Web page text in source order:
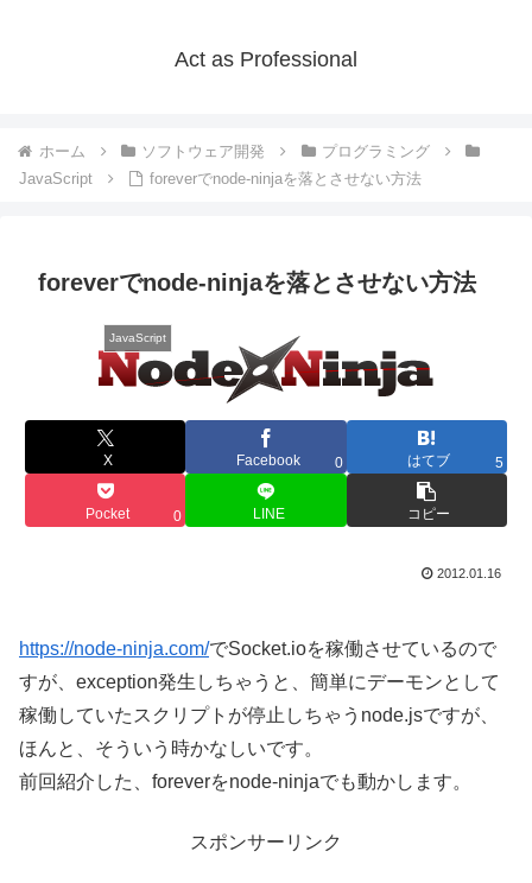
Act as Professional
ホーム ソフトウェア開発
プログラミング
JavaScript
foreverでnode-ninjaを落とさせない方法
foreverでnode-ninjaを落とさせない方法
JavaScript
X Facebook 0 はてブ 5
Pocket 0 LINE コピー
2012.01.16
https://node-ninja.com/でSocket.ioを稼働させているので
すが、exception発生しちゃうと、簡単にデーモンとして
稼働していたスクリプトが停止しちゃうnode.jsですが、
ほんと、そういう時かなしいです。
前回紹介した、foreverをnode-ninjaでも動かします。
スポンサーリンク